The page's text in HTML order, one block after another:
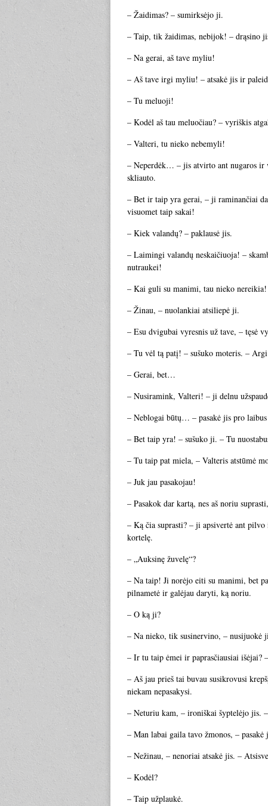
– Žaidimas? – sumirksėjo ji.
– Taip, tik žaidimas, nebijok! – drąsino
– Na gerai, aš tave myliu!
– Aš tave irgi myliu! – atsakė jis ir
– Tu meluoji!
– Kodėl aš tau meluočiau? – vyriškis
– Valteri, tu nieko nebemyli!
– Neperdėk… – jis atvirto ant nugaros ir
skliauto.
– Bet ir taip yra gerai, – ji raminančiai
visuomet taip sakai!
– Kiek valandų? – paklausė jis.
– Laimingi valandų neskaičiuoja! –
nutraukei!
– Kai guli su manimi, tau nieko
– Žinau, – nuolankiai atsiliepė ji.
– Esu dvigubai vyresnis už tave, – tęsė
– Tu vėl tą patį! – sušuko moteris. –
– Gerai, bet…
– Nusiramink, Valteri! – ji delnu
– Neblogai būtų… – pasakė jis pro laibus
– Bet taip yra! – sušuko ji. – Tu
– Tu taip pat miela, – Valteris atstūmė
– Juk jau pasakojau!
– Pasakok dar kartą, nes aš noriu
– Ką čia suprasti? – ji apsivertė ant
kortelę.
– „Auksinę žuvelę“?
– Na taip! Ji norėjo eiti su manimi, bet
pilnametė ir galėjau daryti, ką noriu.
– O ką ji?
– Na nieko, tik susinervino, – nusijuokė
– Ir tu taip ėmei ir paprasčiausiai išėjai?
– Aš jau prieš tai buvau susikrovusi
niekam nepasakysi.
– Neturiu kam, – ironiškai šyptelėjo jis.
– Man labai gaila tavo žmonos, –
– Nežinau, – nenoriai atsakė jis. –
– Kodėl?
– Taip užplaukė.